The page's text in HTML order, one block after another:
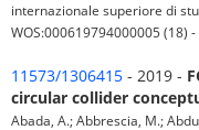
internazionale superiore di
WOS:000619794000005 (18)
11573/1306415 - 2019 -
circular collider
Abada, A.; Abbrescia, M.;